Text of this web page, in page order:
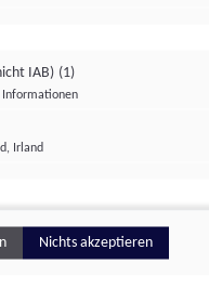
IAB) (1)
Informationen
Irland
Nichts akzeptieren